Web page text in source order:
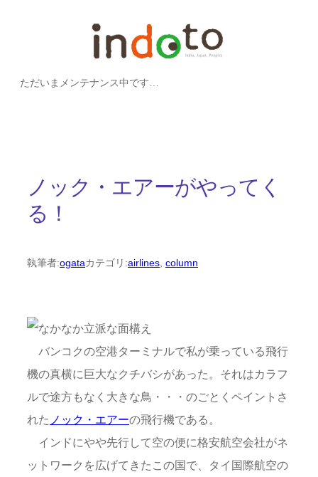
ただいまメンテナンス中です…
ノック・エアーがやってく
る！
執筆者:ogataカテゴリ:airlines column
バンコクの空港ターミナルで私が乗っている飛行
機の真横に巨大なクチバシがあった。それはカラフ
ルで途方もなく大きな鳥・・・のごとくペイントさ
れた ノック・エアーの飛行機である。
インドにやや先行して空の便に格安航空会社がネ
ットワークを広げてきたこの国で、タイ国際航空の